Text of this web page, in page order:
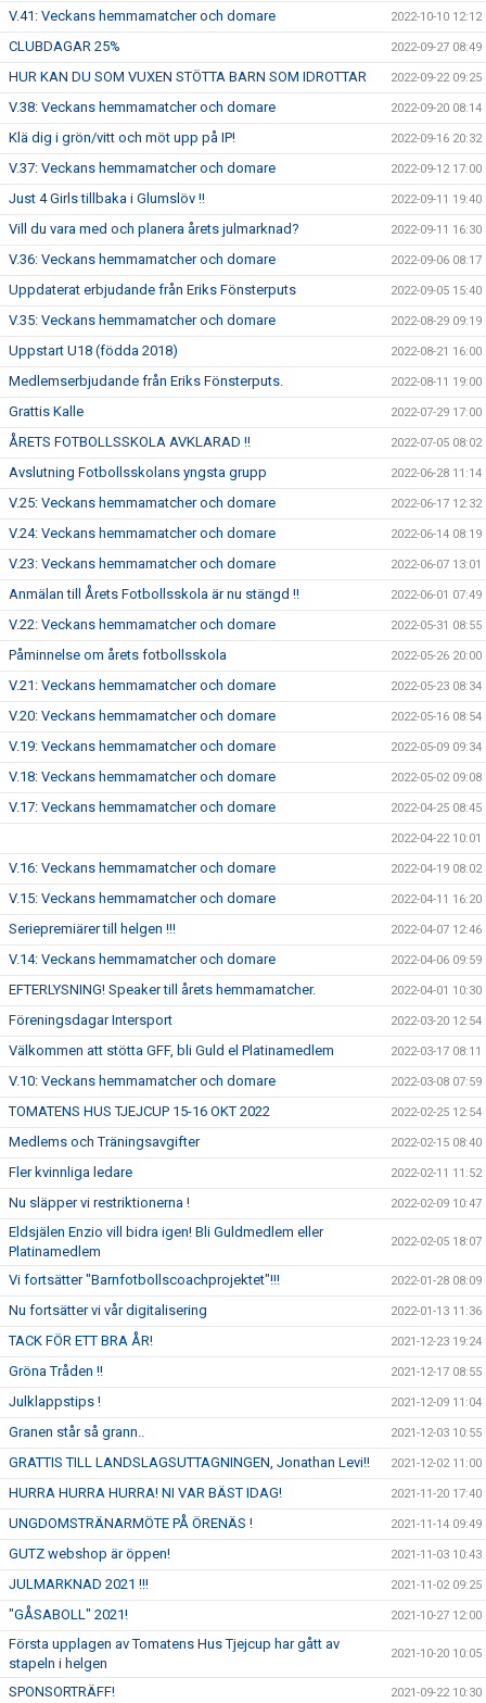
V.41: Veckans hemmamatcher och domare 2022-10-10 12:12
CLUBDAGAR 25% 2022-09-27 08:49
HUR KAN DU SOM VUXEN STÖTTA BARN SOM IDROTTAR 2022-09-22 09:25
V.38: Veckans hemmamatcher och domare 2022-09-20 08:14
Klä dig i grön/vitt och möt upp på IP! 2022-09-16 20:32
V.37: Veckans hemmamatcher och domare 2022-09-12 17:00
Just 4 Girls tillbaka i Glumslöv !! 2022-09-11 19:40
Vill du vara med och planera årets julmarknad? 2022-09-11 16:30
V.36: Veckans hemmamatcher och domare 2022-09-06 08:17
Uppdaterat erbjudande från Eriks Fönsterputs 2022-09-05 15:40
V.35: Veckans hemmamatcher och domare 2022-08-29 09:19
Uppstart U18 (födda 2018) 2022-08-21 16:00
Medlemserbjudande från Eriks Fönsterputs. 2022-08-11 19:00
Grattis Kalle 2022-07-29 17:00
ÅRETS FOTBOLLSSKOLA AVKLARAD !! 2022-07-05 08:02
Avslutning Fotbollsskolans yngsta grupp 2022-06-28 11:14
V.25: Veckans hemmamatcher och domare 2022-06-17 12:32
V.24: Veckans hemmamatcher och domare 2022-06-14 08:19
V.23: Veckans hemmamatcher och domare 2022-06-07 13:01
Anmälan till Årets Fotbollsskola är nu stängd !! 2022-06-01 07:49
V.22: Veckans hemmamatcher och domare 2022-05-31 08:55
Påminnelse om årets fotbollsskola 2022-05-26 20:00
V.21: Veckans hemmamatcher och domare 2022-05-23 08:34
V.20: Veckans hemmamatcher och domare 2022-05-16 08:54
V.19: Veckans hemmamatcher och domare 2022-05-09 09:34
V.18: Veckans hemmamatcher och domare 2022-05-02 09:08
V.17: Veckans hemmamatcher och domare 2022-04-25 08:45
2022-04-22 10:01
V.16: Veckans hemmamatcher och domare 2022-04-19 08:02
V.15: Veckans hemmamatcher och domare 2022-04-11 16:20
Seriepremiärer till helgen !!! 2022-04-07 12:46
V.14: Veckans hemmamatcher och domare 2022-04-06 09:59
EFTERLYSNING! Speaker till årets hemmamatcher. 2022-04-01 10:30
Föreningsdagar Intersport 2022-03-20 12:54
Välkommen att stötta GFF, bli Guld el Platinamedlem 2022-03-17 08:11
V.10: Veckans hemmamatcher och domare 2022-03-08 07:59
TOMATENS HUS TJEJCUP 15-16 OKT 2022 2022-02-25 12:54
Medlems och Träningsavgifter 2022-02-15 08:40
Fler kvinnliga ledare 2022-02-11 11:52
Nu släpper vi restriktionerna ! 2022-02-09 10:47
Eldsjälen Enzio vill bidra igen! Bli Guldmedlem eller
Platinamedlem
2022-02-05 18:07
Vi fortsätter "Barnfotbollscoachprojektet"!!! 2022-01-28 08:09
Nu fortsätter vi vår digitalisering 2022-01-13 11:36
TACK FÖR ETT BRA ÅR! 2021-12-23 19:24
Gröna Tråden !! 2021-12-17 08:55
Julklappstips ! 2021-12-09 11:04
Granen står så grann.. 2021-12-03 10:55
GRATTIS TILL LANDSLAGSUTTAGNINGEN, Jonathan Levi!! 2021-12-02 11:00
HURRA HURRA HURRA! NI VAR BÄST IDAG! 2021-11-20 17:40
UNGDOMSTRÄNARMÖTE PÅ ÖRENÄS ! 2021-11-14 09:49
GUTZ webshop är öppen! 2021-11-03 10:43
JULMARKNAD 2021 !!! 2021-11-02 09:25
"GÅSABOLL" 2021! 2021-10-27 12:00
Första upplagen av Tomatens Hus Tjejcup har gått av
stapeln i helgen
2021-10-20 10:05
SPONSORTRÄFF! 2021-09-22 10:30